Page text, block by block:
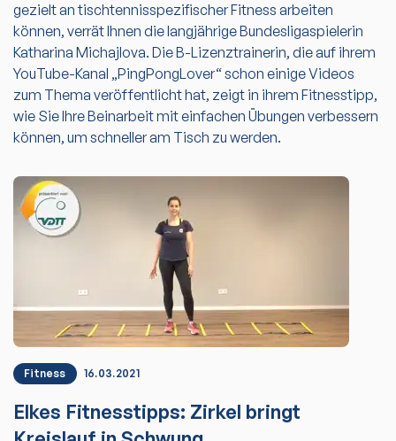
gezielt an tischtennisspezifischer Fitness arbeiten
können, verrät Ihnen die langjährige Bundesligaspielerin
Katharina Michajlova. Die B-Lizenztrainerin, die auf ihrem
YouTube-Kanal „PingPongLover“ schon einige Videos
zum Thema veröffentlicht hat, zeigt in ihrem Fitnesstipp,
wie Sie Ihre Beinarbeit mit einfachen Übungen verbessern
können, um schneller am Tisch zu werden.
Fitness 16.03.2021
Elkes Fitnesstipps: Zirkel bringt